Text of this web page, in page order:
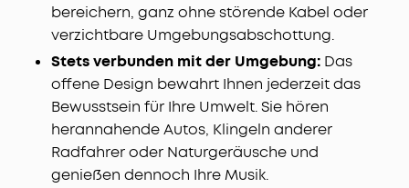
bereichern, ganz ohne störende Kabel oder
verzichtbare Umgebungsabschottung.
Stets verbunden mit der Umgebung: Das
offene Design bewahrt Ihnen jederzeit das
Bewusstsein für Ihre Umwelt. Sie hören
herannahende Autos, Klingeln anderer
Radfahrer oder Naturgeräusche und
genießen dennoch Ihre Musik.